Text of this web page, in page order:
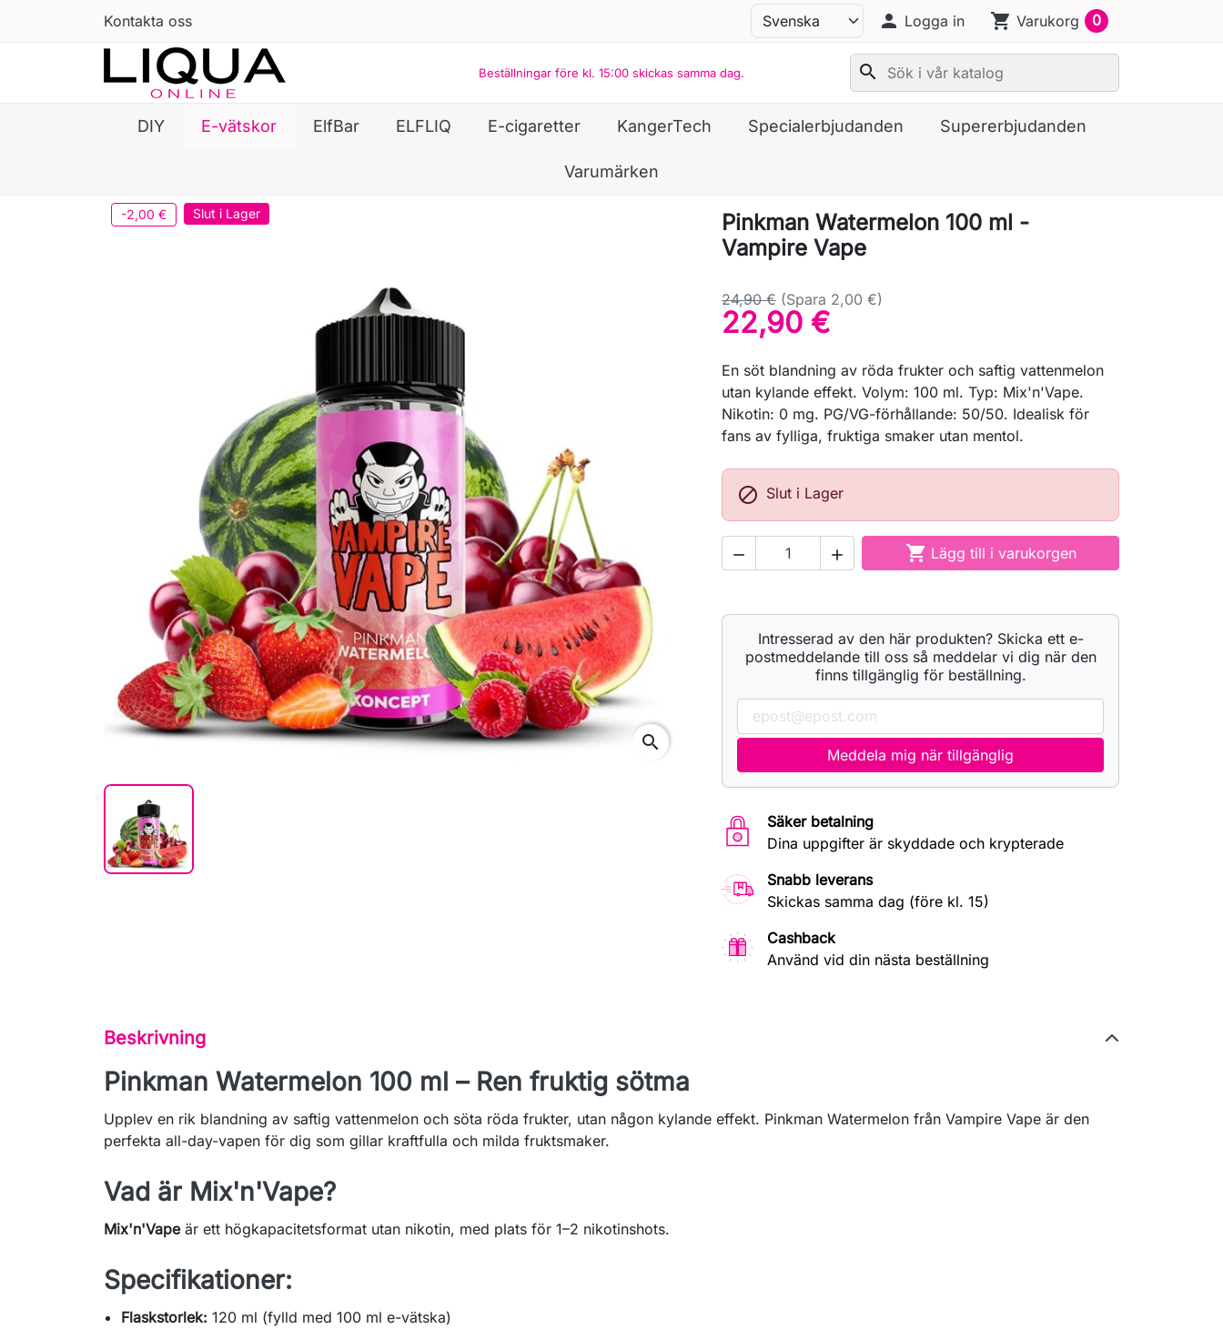
Kontakta oss person Logga in shopping_cart Varukorg 0
Beställningar före kl. 15:00 skickas samma dag. search
DIY E-vätskor ElfBar ELFLIQ E-cigaretter KangerTech Specialerbjudanden Supererbjudanden
Varumärken
-2,00 € Slut i Lager
search
Pinkman Watermelon 100 ml -
Vampire Vape
24,90 € (Spara 2,00 €)
22,90 €
En söt blandning av röda frukter och saftig vattenmelon
utan kylande effekt. Volym: 100 ml. Typ: Mix'n'Vape.
Nikotin: 0 mg. PG/VG-förhållande: 50/50. Idealisk för
fans av fylliga, fruktiga smaker utan mentol.
 Slut i Lager
   Lägg till i varukorgen
Intresserad av den här produkten? Skicka ett e-
postmeddelande till oss så meddelar vi dig när den
finns tillgänglig för beställning.
Meddela mig när tillgänglig
Säker betalning
Dina uppgifter är skyddade och krypterade
Snabb leverans
Skickas samma dag (före kl. 15)
Cashback
Använd vid din nästa beställning
Beskrivning
Pinkman Watermelon 100 ml – Ren fruktig sötma
Upplev en rik blandning av saftig vattenmelon och söta röda frukter, utan någon kylande effekt. Pinkman Watermelon från Vampire Vape är den
perfekta all-day-vapen för dig som gillar kraftfulla och milda fruktsmaker.
Vad är Mix'n'Vape?
Mix'n'Vapeär ett högkapacitetsformat utan nikotin, med plats för 1–2 nikotinshots.
Specifikationer:
Flaskstorlek: 120 ml (fylld med 100 ml e-vätska)